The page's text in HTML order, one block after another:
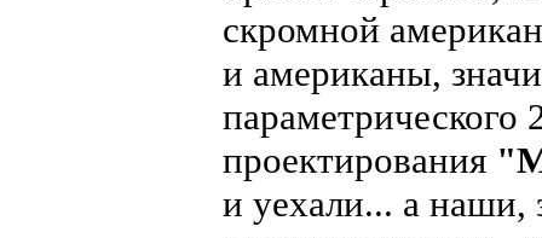
скромной
и американы,
параметрического
проектирования
и уехали... а наши,